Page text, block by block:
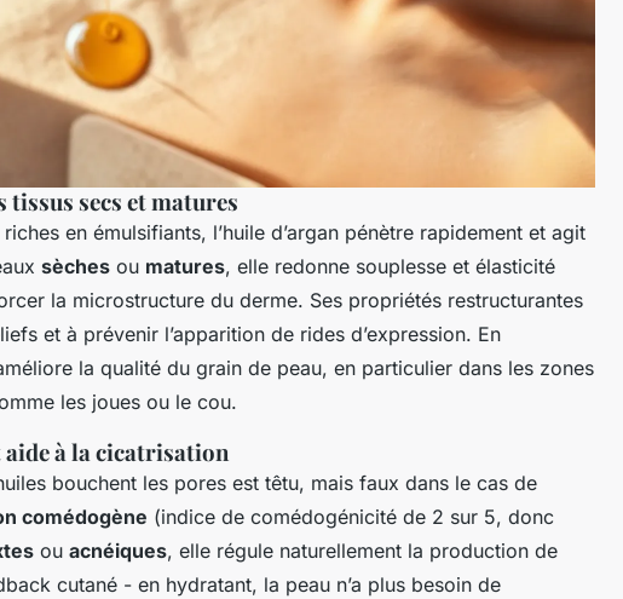
secs et matures
en émulsifiants, l’huile d’argan pénètre rapidement et agit
sèches ou matures, elle redonne souplesse et élasticité
la microstructure du derme. Ses propriétés restructurantes
et à prévenir l’apparition de rides d’expression. En
la qualité du grain de peau, en particulier dans les zones
les joues ou le cou.
aide à la cicatrisation
bouchent les pores est têtu, mais faux dans le cas de
comédogène (indice de comédogénicité de 2 sur 5, donc
ou acnéiques, elle régule naturellement la production de
cutané - en hydratant, la peau n’a plus besoin de